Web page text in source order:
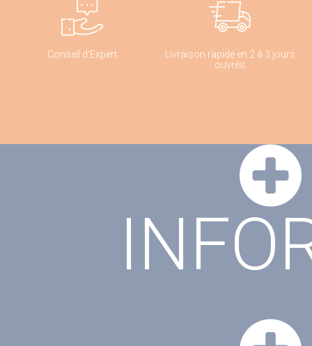
Conseil d'Expert
Livraison rapide en 2 à 3 jours
ouvrés